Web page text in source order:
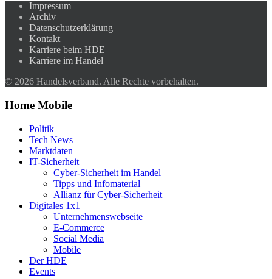
Impressum
Archiv
Datenschutzerklärung
Kontakt
Karriere beim HDE
Karriere im Handel
© 2026 Handelsverband. Alle Rechte vorbehalten.
Home Mobile
Politik
Tech News
Marktdaten
IT-Sicherheit
Cyber-Sicherheit im Handel
Tipps und Infomaterial
Allianz für Cyber-Sicherheit
Digitales 1x1
Unternehmenswebseite
E-Commerce
Social Media
Mobile
Der HDE
Events